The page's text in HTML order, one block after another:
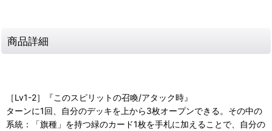
商品詳細
［Lv1-2］『このスピリットの召喚/アタック時』
ターンに1回、自分のデッキを上から3枚オープンできる。その中の
系統：「旗種」を持つ緑のカード1枚を手札に加えることで、自分の